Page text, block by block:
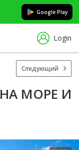
Google Play
Login
Следующий
МОРЕ И